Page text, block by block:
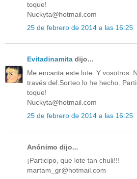
toque!
Nuckyta@hotmail.com
25 de febrero de 2014 a las 16:25
Evitadinamita dijo...
Me encanta este lote. Y vosotros.
través del.Sorteo lo he hecho.
toque!
Nuckyta@hotmail.com
25 de febrero de 2014 a las 16:25
Anónimo dijo...
¡Participo, que lote tan chuli!!!
martam_gr@hotmail.com